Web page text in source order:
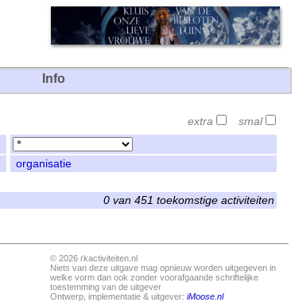
Info
extra smal
organisatie
0 van 451 toekomstige activiteiten
© 2026 rkactiviteiten.nl
Niets van deze uitgave mag opnieuw worden uitgegeven in
welke vorm dan ook zonder voorafgaande schriftelijke
toestemming van de uitgever
Ontwerp, implementatie & uitgever: iMoose.nl